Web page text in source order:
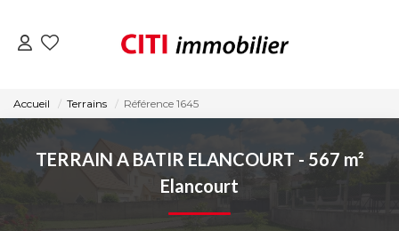
ESTIMATION
Accueil Terrains Référence 1645
TERRAIN A BATIR ELANCOURT - 567 m²
Elancourt